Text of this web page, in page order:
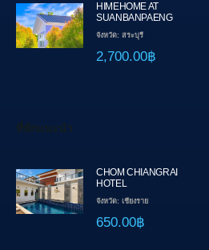
HIMEHOME AT
SUANBANPAENG
จังหวัด: สระบุรี
2,700.00฿
ที่พักแนะนำ
CHOM CHIANGRAI
HOTEL
จังหวัด: เชียงราย
650.00฿